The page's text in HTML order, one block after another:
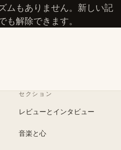
ムもありません。新しい記
も解除できます。
セクション
レビューとインタビュー
音楽と心